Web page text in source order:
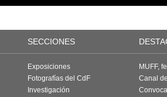
SECCIONES
Exposiciones
Fotografías del CdF
Investigación
MUFF,
Canal